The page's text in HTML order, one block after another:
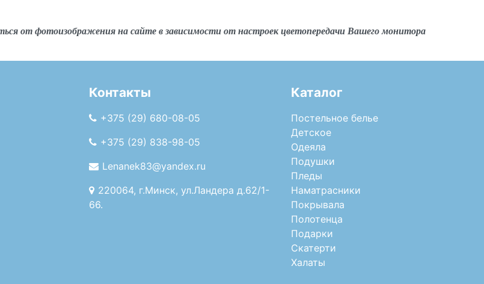
от фотоизображения на сайте в зависимости от настроек цветопередачи Вашего монитора
Контакты
+375 (29) 680-08-05
+375 (29) 838-98-05
Lenanek83@yandex.ru
220064, г.Минск, ул.Ландера д.62/1-
66.
Каталог
Постельное белье
Детское
Одеяла
Подушки
Пледы
Наматрасники
Покрывала
Полотенца
Подарки
Скатерти
Халаты